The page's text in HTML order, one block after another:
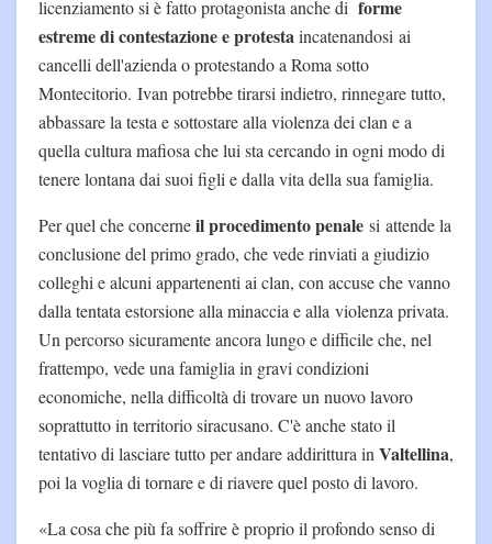
licenziamento si è fatto protagonista anche di forme
estreme di contestazione e protestaincatenandosi ai
cancelli dell'azienda o protestando a Roma sotto
Montecitorio. Ivan potrebbe tirarsi indietro, rinnegare tutto,
abbassare la testa e sottostare alla violenza dei clan e a
quella cultura mafiosa che lui sta cercando in ogni modo di
tenere lontana dai suoi figli e dalla vita della sua famiglia.
Per quel che concerneil procedimento penale si attende la
conclusione del primo grado, che vede rinviati a giudizio
colleghi e alcuni appartenenti ai clan, con accuse che vanno
dalla tentata estorsione alla minaccia e alla violenza privata.
Un percorso sicuramente ancora lungo e difficile che, nel
frattempo, vede una famiglia in gravi condizioni
economiche, nella difficoltà di trovare un nuovo lavoro
soprattutto in territorio siracusano. C'è anche stato il
tentativo di lasciare tutto per andare addirittura in Valtellina,
poi la voglia di tornare e di riavere quel posto di lavoro.
«La cosa che più fa soffrire è proprio il profondo senso di